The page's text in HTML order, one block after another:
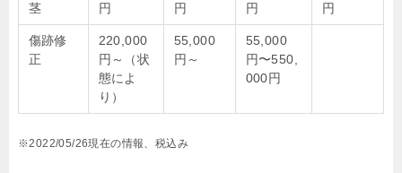
茎
円
円
円
円
傷跡修
正
220,000
円～（状
態によ
り）
55,000
円～
55,000
円〜550,
000円
※2022/05/26現在の情報、税込み